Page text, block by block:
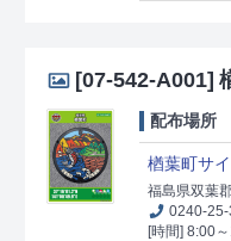
[07-542-A001]
配布場所
楢葉町サ
福島県双葉
0240-25-
[時間] 8:00